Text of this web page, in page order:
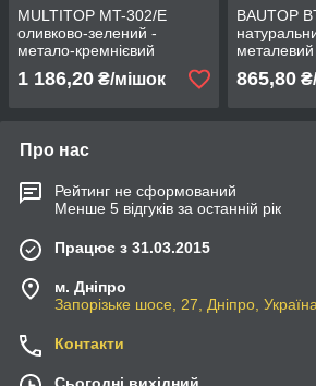
MULTITOP MT-302/Е
оливково-зелений -
метало-кремнієвий
затверджувач для підлог
1 186,20 ₴/мішок
BAUTOP
підлог
865,80₴/
Про нас
Рейтинг не сформований
Менше 5 відгуків за останній рік
Працює з 31.03.2015
м. Дніпро
Запорізьке шосе, 27, Дніпро,
Контакти